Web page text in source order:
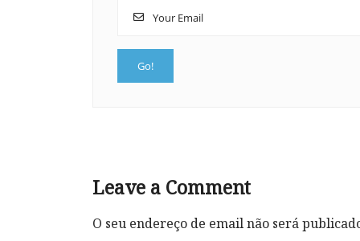
Leave a Comment
O seu endereço de email não será